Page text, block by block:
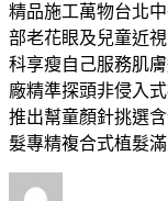
精品施工萬物台北
部老花眼及兒童近
科享瘦自己服務肌
廠精準探頭非侵入
推出幫童顏針挑選
髮專精複合式植髮